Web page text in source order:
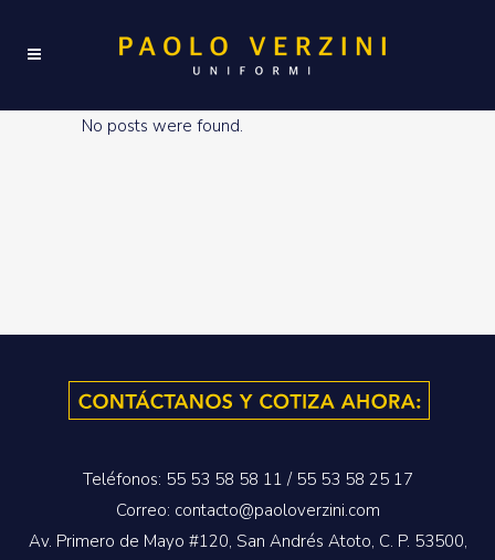
No posts were found.
Teléfonos: 55 53 58 58 11 / 55 53 58 25 17
Correo: contacto@paoloverzini.com
Av. Primero de Mayo #120, San Andrés Atoto, C. P. 53500,